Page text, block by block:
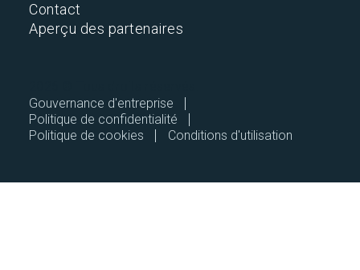
Contact
Aperçu des partenaires
Gouvernance d'entreprise
Politique de confidentialité
Politique de cookies
Conditions d'utilisation